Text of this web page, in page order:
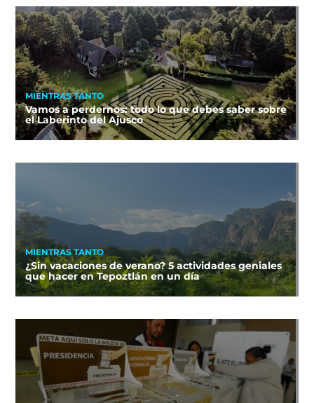
MIENTRAS TANTO
Vamos a perdernos: todo lo que debes saber sobre
el Laberinto del Ajusco
MIENTRAS TANTO
¿Sin vacaciones de verano? 5 actividades geniales
que hacer en Tepoztlán en un día